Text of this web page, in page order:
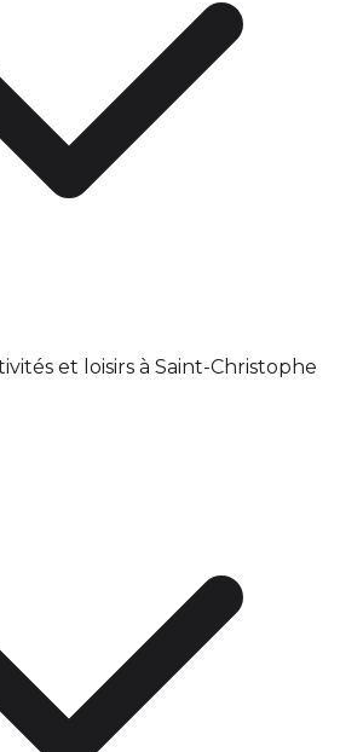
et loisirs à Saint-Christophe